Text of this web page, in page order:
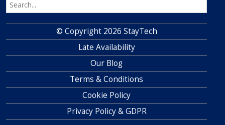
© Copyright 2026 StayTech
Late Availability
Our Blog
Terms & Conditions
Cookie Policy
Privacy Policy & GDPR